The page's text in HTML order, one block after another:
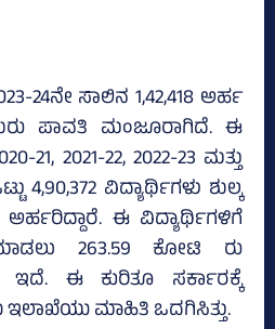
24ನೇ ಸಾಲಿನ 1,42,418 ಅರ್ಹ
ಪಾವತಿ ಮಂಜೂರಾಗಿದೆ. ಈ
2021-22, 2022-23 ಮತ್ತು
4,90,372 ವಿದ್ಯಾರ್ಥಿಗಳು ಶುಲ್ಕ
ಈ ವಿದ್ಯಾರ್ಥಿಗಳಿಗೆ
263.59 ಕೋಟಿ ರು
ಇದೆ. ಈ ಕುರಿತೂ ಸರ್ಕಾರಕ್ಕೆ
ಇಲಾಖೆಯು ಮಾಹಿತಿ ಒದಗಿಸಿತ್ತು.